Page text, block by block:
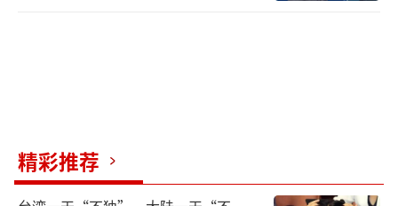
精彩推荐